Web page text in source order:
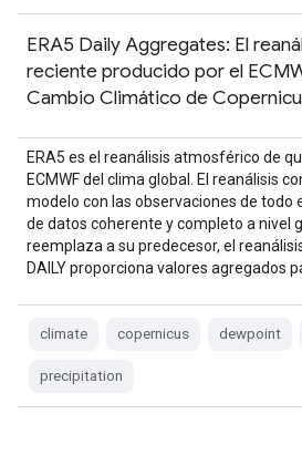
ERA5 Daily Aggregates: El
reciente producido por el
Cambio Climático de
ERA5 es el reanálisis atmosférico de
ECMWF del clima global. El reanálisis
modelo con las observaciones de todo
de datos coherente y completo a nivel
reemplaza a su predecesor, el
DAILY proporciona valores agregados
climate copernicus dewpoint
precipitation